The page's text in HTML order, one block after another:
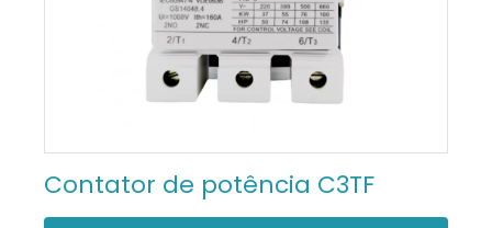
Contator de potência C3TF